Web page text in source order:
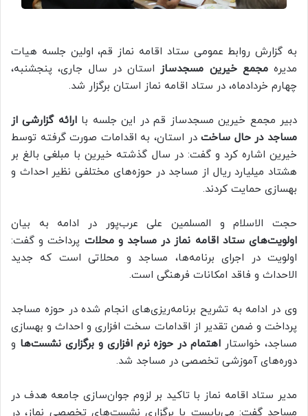
به گزارش روابط عمومی ستاد اقامه نماز قم، اولین جلسه هیات
مدیرهمجمع خیرین مسجدساز استان در سال جاری، پنجشنبه،
چهارم خردادماه، در ستاد اقامه نماز استان برگزار شد.
دبیر مجمع خیرین مسجدساز قم در این جلسه باارائه گزارشی از
مساجد در حال ساختدر استان، به اقدامات صورت گرفته توسط
خیرین اشاره کرد و گفت: در سال گذشته خیرین با مبلغی بالغ بر
هشتاد میلیارد ریال از مساجد در حوزه‌های مختلفی نظیر احداث و
بهسازی حمایت کردند.
حجت الاسلام و المسلمین علی عرب‌پور در ادامه به بیان
اولویت‌های ستاد اقامه نماز در مساجد و محلات پرداخت و گفت:
اولویت در اجرای برنامه‌ها، مساجد و محلاتی است که جدید
الاحداث و فاقد امکانات فرهنگی است.
وی در ادامه به تشریح برنامه‌ریزی‌های انجام شده در حوزه مساجد
پرداخت و ضمن تقدیر از اقدامات سخت افزاری و احداث و بهسازی
مساجد، خواستار اهتمام در حوزه نرم افزاری و برگزاری نشست‌ها و
دوره‌های آموزشی تخصصی در مساجد شد.
مدیر ستاد اقامه نماز با تاکید بر لزوم جوان‌سازی جامعه هدف در
مساجد گفت: ‌می‌بایست با برگزاری نشست‌های تخصصی نماز، در